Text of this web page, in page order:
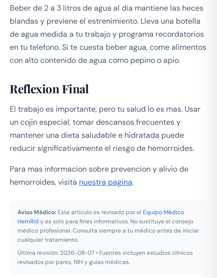
Beber de 2 a 3 litros de agua al dia mantiene las heces
blandas y previene el estrenimiento. Lleva una botella
de agua medida a tu trabajo y programa recordatorios
en tu telefono. Si te cuesta beber agua, come alimentos
con alto contenido de agua como pepino o apio.
Reflexion Final
El trabajo es importante, pero tu salud lo es mas. Usar
un cojin especial, tomar descansos frecuentes y
mantener una dieta saludable e hidratada puede
reducir significativamente el riesgo de hemorroides.
Para mas informacion sobre prevencion y alivio de
hemorroides, visita nuestra pagina.
Aviso Médico: Este artículo es revisado por el Equipo Médico
HemRid y es solo para fines informativos. No sustituye el consejo
médico profesional. Consulta siempre a tu médico antes de iniciar
cualquier tratamiento.
Última revisión: 2026-08-07 • Fuentes incluyen estudios clínicos
revisados por pares, NIH y guías médicas.